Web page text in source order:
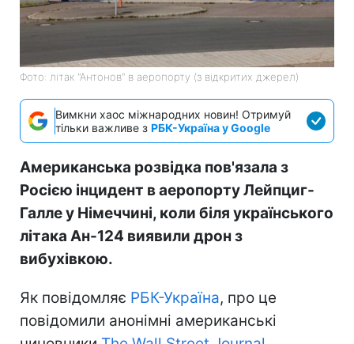
Фото: літак "Антонов" в аеропорту (з відкритих джерел)
Вимкни хаос міжнародних новин! Отримуй
тільки важливе з РБК-Україна у Google
Американська розвідка пов'язала з
Росією інцидент в аеропорту Лейпциг-
Галле у Німеччині, коли біля українського
літака Ан-124 виявили дрон з
вибухівкою.
Як повідомляє РБК-Україна, про це
повідомили анонімні американські